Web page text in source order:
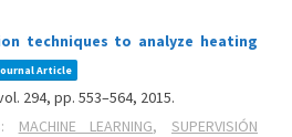
techniques to analyze heating
Article
294, pp. 553–564, 2015.
MACHINE LEARNING,SUPERVISIÓN